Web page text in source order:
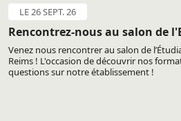
LE 26 SEPT. 26
Rencontrez-nous au salon de
Venez nous rencontrer au salon de
Reims ! L'occasion de découvrir nos
questions sur notre établissement !